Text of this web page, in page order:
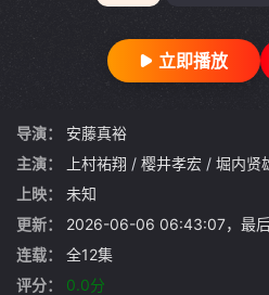
立即播放
导演：
安藤真裕
主演：
上村祐翔 / 樱井孝宏 / 堀内贤
上映：
未知
更新：
2026-06-06 06:43:07，最
连载：
全12集
评分：
0.0分